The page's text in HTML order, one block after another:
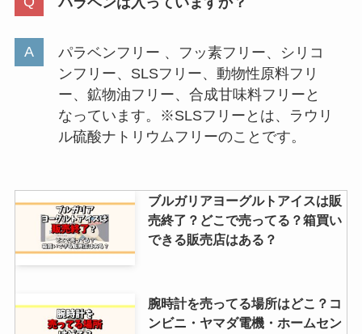
近くのしきみの販売店はどこ？ス
える？値段・手入れも紹介
バックインバックは100均やセリ
アに売ってる？・ニトリ・無印・
キャンドゥ・3coinsなどを調査！
パラベンフリー 、フッ素フリー、シリコ
ンフリー、SLSフリー、動物性原料フリ
ー、鉱物油フリー、合成甘味料フリーと
なっています。※SLSフリーとは、ラウリ
ル硫酸ナトリウムフリーのことです。
ブルガリアヨーグルトアイスは販
売終了？どこで売ってる？箱買い
できる販売店はある？
腕時計を売ってる場所はどこ？コ
ンビニ・ヤマダ電機・ホームセン